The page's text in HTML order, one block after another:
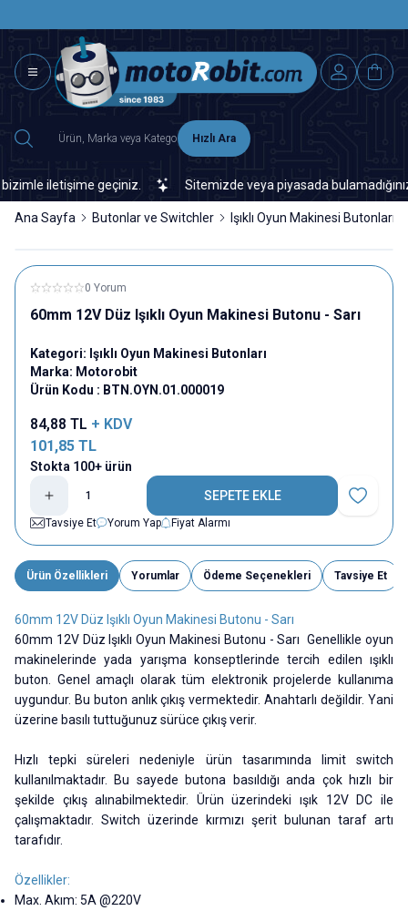
Hızlı Ara
iletişime geçiniz. Sitemizde veya piyasada bulamadığınız
Ana Sayfa Butonlar ve Switchler Işıklı Oyun Makinesi Butonları
0 Yorum
60mm 12V Düz Işıklı Oyun Makinesi Butonu - Sarı
Kategori: Işıklı Oyun Makinesi Butonları
Marka: Motorobit
Ürün Kodu : BTN.OYN.01.000019
84,88 TL + KDV
101,85 TL
Stokta 100+ ürün
SEPETE EKLE
Favoriye
Tavsiye Et
Yorum Yap Fiyat Alarmı
Ürün Özellikleri Yorumlar Ödeme Seçenekleri Tavsiye Et
60mm 12V Düz Işıklı Oyun Makinesi Butonu - Sarı
60mm 12V Düz Işıklı Oyun Makinesi Butonu - Sarı Genellikle oyun
makinelerinde yada yarışma konseptlerinde tercih edilen ışıklı
buton. Genel amaçlı olarak tüm elektronik projelerde kullanıma
uygundur. Bu buton anlık çıkış vermektedir. Anahtarlı değildir. Yani
üzerine basılı tuttuğunuz sürüce çıkış verir.
Hızlı tepki süreleri nedeniyle ürün tasarımında limit switch
kullanılmaktadır. Bu sayede butona basıldığı anda çok hızlı bir
şekilde çıkış alınabilmektedir. Ürün üzerindeki ışık 12V DC ile
çalışmaktadır. Switch üzerinde kırmızı şerit bulunan taraf artı
tarafıdır.
Özellikler:
Max. Akım: 5A @220V